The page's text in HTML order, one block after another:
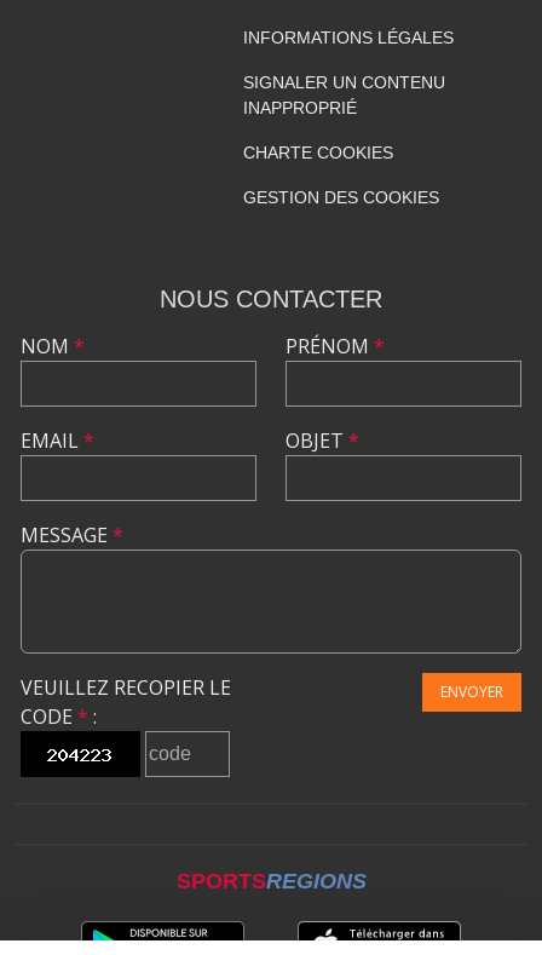
INFORMATIONS LÉGALES
SIGNALER UN CONTENU
INAPPROPRIÉ
CHARTE COOKIES
GESTION DES COOKIES
NOUS CONTACTER
NOM *
EMAIL*
PRÉNOM *
OBJET *
MESSAGE *
VEUILLEZ RECOPIER LE
CODE * :
ENVOYER
SPORTSREGIONS